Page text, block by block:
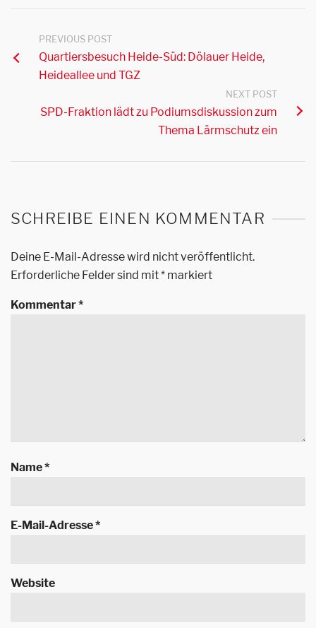
PREVIOUS POST
Quartiersbesuch Heide-Süd: Dölauer Heide,
Heideallee und TGZ
NEXT POST
SPD-Fraktion lädt zu Podiumsdiskussion zum
Thema Lärmschutz ein
SCHREIBE EINEN KOMMENTAR
Deine E-Mail-Adresse wird nicht veröffentlicht.
Erforderliche Felder sind mit* markiert
Kommentar*
Name*
E-Mail-Adresse*
Website